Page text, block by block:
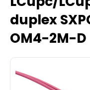
duplex
OM4-2M-D